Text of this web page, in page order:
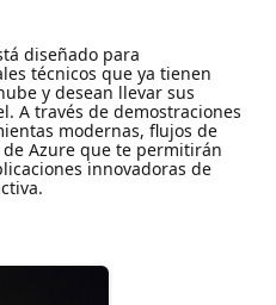
diseñado para
técnicos que ya tienen
y desean llevar sus
A través de demostraciones
modernas, flujos de
Azure que te permitirán
innovadoras de